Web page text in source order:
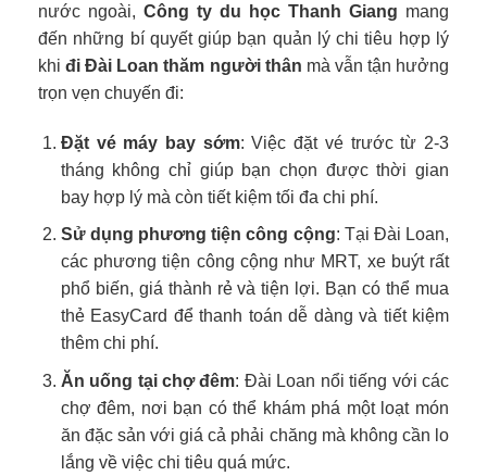
nước ngoài, Công ty du học Thanh Giang mang
đến những bí quyết giúp bạn quản lý chi tiêu hợp lý
khiđi Đài Loan thăm người thân mà vẫn tận hưởng
trọn vẹn chuyến đi:
Đặt vé máy bay sớm: Việc đặt vé trước từ 2-3
tháng không chỉ giúp bạn chọn được thời gian
bay hợp lý mà còn tiết kiệm tối đa chi phí.
Sử dụng phương tiện công cộng: Tại Đài Loan,
các phương tiện công cộng như MRT, xe buýt rất
phổ biến, giá thành rẻ và tiện lợi. Bạn có thể mua
thẻ EasyCard để thanh toán dễ dàng và tiết kiệm
thêm chi phí.
Ăn uống tại chợ đêm: Đài Loan nổi tiếng với các
chợ đêm, nơi bạn có thể khám phá một loạt món
ăn đặc sản với giá cả phải chăng mà không cần lo
lắng về việc chi tiêu quá mức.